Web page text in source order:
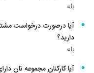
بله
آیا درصورت درخواست
دارید؟
بله
آیا کارکنان مجموعه تان